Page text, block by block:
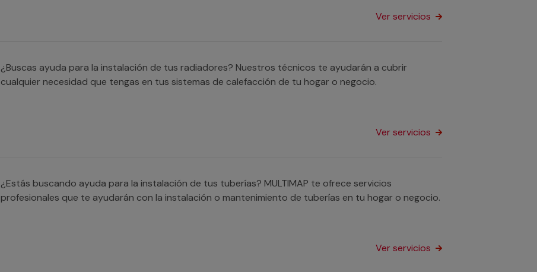
Ver servicios
¿Buscas ayuda para la instalación de tus radiadores? Nuestros técnicos te ayudarán a cubrir
cualquier necesidad que tengas en tus sistemas de calefacción de tu hogar o negocio.
Ver servicios
¿Estás buscando ayuda para la instalación de tus tuberías? MULTIMAP te ofrece servicios
profesionales que te ayudarán con la instalación o mantenimiento de tuberías en tu hogar o negocio.
Ver servicios